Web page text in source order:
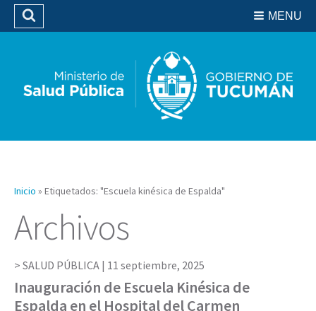
Biblioteca
MENU
Buscar
Inicio » Etiquetados: "Escuela kinésica de Espalda"
Archivos
SALUD PÚBLICA | 11 septiembre, 2025
Inauguración de Escuela Kinésica de
Espalda en el Hospital del Carmen